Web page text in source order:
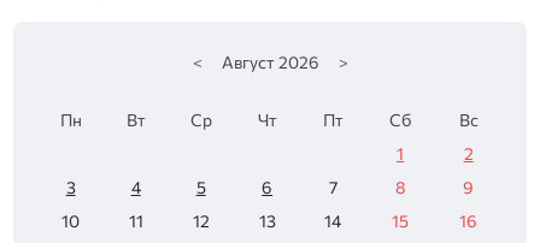
< Август 2026 >
Пн Вт Ср Чт Пт Сб
Вс
1
2
3
4 5 6 7 8
9
10
11 12 13 14 15
16